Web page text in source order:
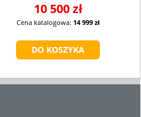
10 500 zł
Cena katalogowa: 14 999 zł